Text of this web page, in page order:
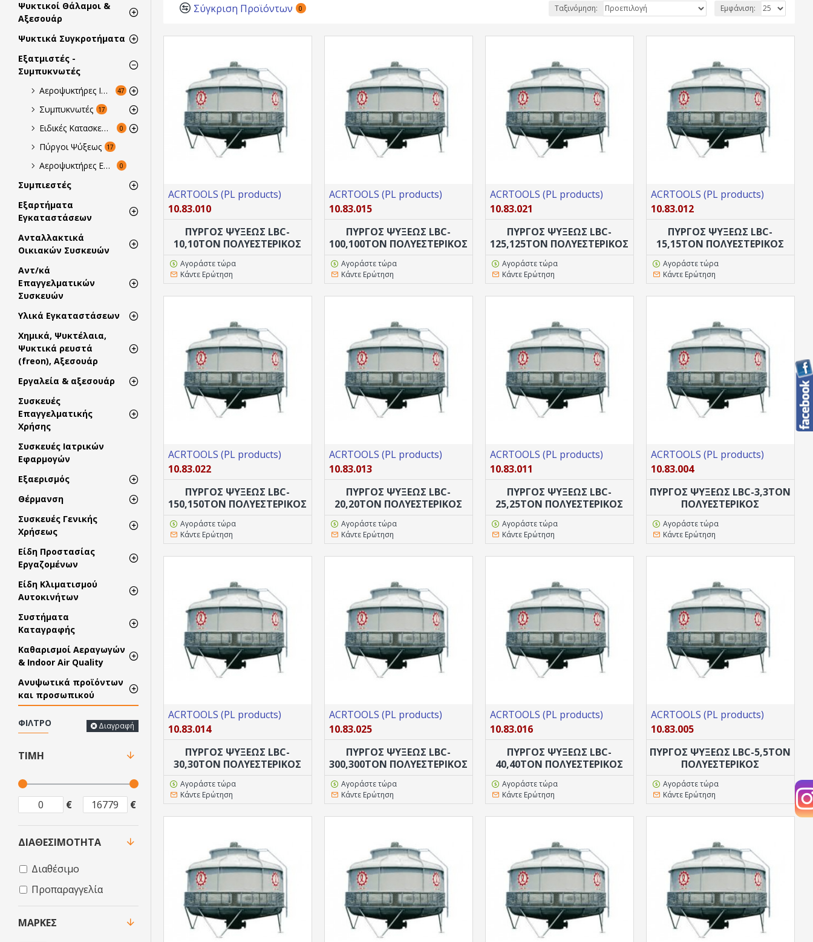
Ψυκτικοί Θάλαμοι &
Αξεσουάρ
Ψυκτικά Συγκροτήματα
Εξατμιστές -
Συμπυκνωτές
Αεροψυκτήρες Ισπανικής Προέλευσης Garcia Camara
47
Συμπυκνωτές 17
Ειδικές Κατασκευές 0
Πύργοι Ψύξεως 17
Αεροψυκτήρες Ελληνικής Προέλευσης 0
Συμπιεστές
Εξαρτήματα
Εγκαταστάσεων
Ανταλλακτικά
Οικιακών Συσκευών
Αντ/κά
Επαγγελματικών
Συσκευών
Υλικά Εγκαταστάσεων
Χημικά, Ψυκτέλαια,
Ψυκτικά ρευστά
(freon), Αξεσουάρ
Εργαλεία & αξεσουάρ
Συσκευές
Επαγγελματικής
Χρήσης
Συσκευές Ιατρικών
Εφαρμογών
Εξαερισμός
Θέρμανση
Συσκευές Γενικής
Χρήσεως
Είδη Προστασίας
Εργαζομένων
Είδη Κλιματισμού
Αυτοκινήτων
Συστήματα
Καταγραφής
Καθαρισμοί Αεραγωγών
& Indoor Air Quality
Ανυψωτικά προϊόντων
και προσωπικού
ΦΊΛΤΡΟ Διαγραφή
ΤΙΜΉ
€ €
ΜΆΡΚΕΣ
ΔΙΑΘΕΣΙΜΌΤΗΤΑ
Διαθέσιμο
Προπαραγγελία
Σύγκριση Προϊόντων 0 Ταξινόμηση: Εμφάνιση:
ACRTOOLS (PL products)
10.83.010
ΠΥΡΓΟΣ ΨΥΞΕΩΣ LBC-
10,10TON ΠΟΛΥΕΣΤΕΡΙΚΟΣ
Αγοράστε τώρα
Κάντε Ερώτηση
ACRTOOLS (PL products)
10.83.015
ΠΥΡΓΟΣ ΨΥΞΕΩΣ LBC-
100,100TON ΠΟΛΥΕΣΤΕΡΙΚΟΣ
Αγοράστε τώρα
Κάντε Ερώτηση
ACRTOOLS (PL products)
10.83.021
ΠΥΡΓΟΣ ΨΥΞΕΩΣ LBC-
125,125TON ΠΟΛΥΕΣΤΕΡΙΚΟΣ
Αγοράστε τώρα
Κάντε Ερώτηση
ACRTOOLS (PL products)
10.83.012
ΠΥΡΓΟΣ ΨΥΞΕΩΣ LBC-
15,15TON ΠΟΛΥΕΣΤΕΡΙΚΟΣ
Αγοράστε τώρα
Κάντε Ερώτηση
ACRTOOLS (PL products)
10.83.022
ΠΥΡΓΟΣ ΨΥΞΕΩΣ LBC-
150,150TON ΠΟΛΥΕΣΤΕΡΙΚΟΣ
Αγοράστε τώρα
Κάντε Ερώτηση
ACRTOOLS (PL products)
10.83.013
ΠΥΡΓΟΣ ΨΥΞΕΩΣ LBC-
20,20TON ΠΟΛΥΕΣΤΕΡΙΚΟΣ
Αγοράστε τώρα
Κάντε Ερώτηση
ACRTOOLS (PL products)
10.83.011
ΠΥΡΓΟΣ ΨΥΞΕΩΣ LBC-
25,25TON ΠΟΛΥΕΣΤΕΡΙΚΟΣ
Αγοράστε τώρα
Κάντε Ερώτηση
ACRTOOLS (PL products)
10.83.004
ΠΥΡΓΟΣ ΨΥΞΕΩΣ LBC-3,3TON
ΠΟΛΥΕΣΤΕΡΙΚΟΣ
Αγοράστε τώρα
Κάντε Ερώτηση
ACRTOOLS (PL products)
10.83.014
ΠΥΡΓΟΣ ΨΥΞΕΩΣ LBC-
30,30TON ΠΟΛΥΕΣΤΕΡΙΚΟΣ
Αγοράστε τώρα
Κάντε Ερώτηση
ACRTOOLS (PL products)
10.83.025
ΠΥΡΓΟΣ ΨΥΞΕΩΣ LBC-
300,300TON ΠΟΛΥΕΣΤΕΡΙΚΟΣ
Αγοράστε τώρα
Κάντε Ερώτηση
ACRTOOLS (PL products)
10.83.016
ΠΥΡΓΟΣ ΨΥΞΕΩΣ LBC-
40,40TON ΠΟΛΥΕΣΤΕΡΙΚΟΣ
Αγοράστε τώρα
Κάντε Ερώτηση
ACRTOOLS (PL products)
10.83.005
ΠΥΡΓΟΣ ΨΥΞΕΩΣ LBC-5,5TON
ΠΟΛΥΕΣΤΕΡΙΚΟΣ
Αγοράστε τώρα
Κάντε Ερώτηση